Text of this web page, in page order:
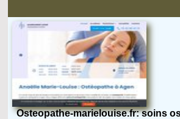
Osteopathe-marielouise.fr: soins